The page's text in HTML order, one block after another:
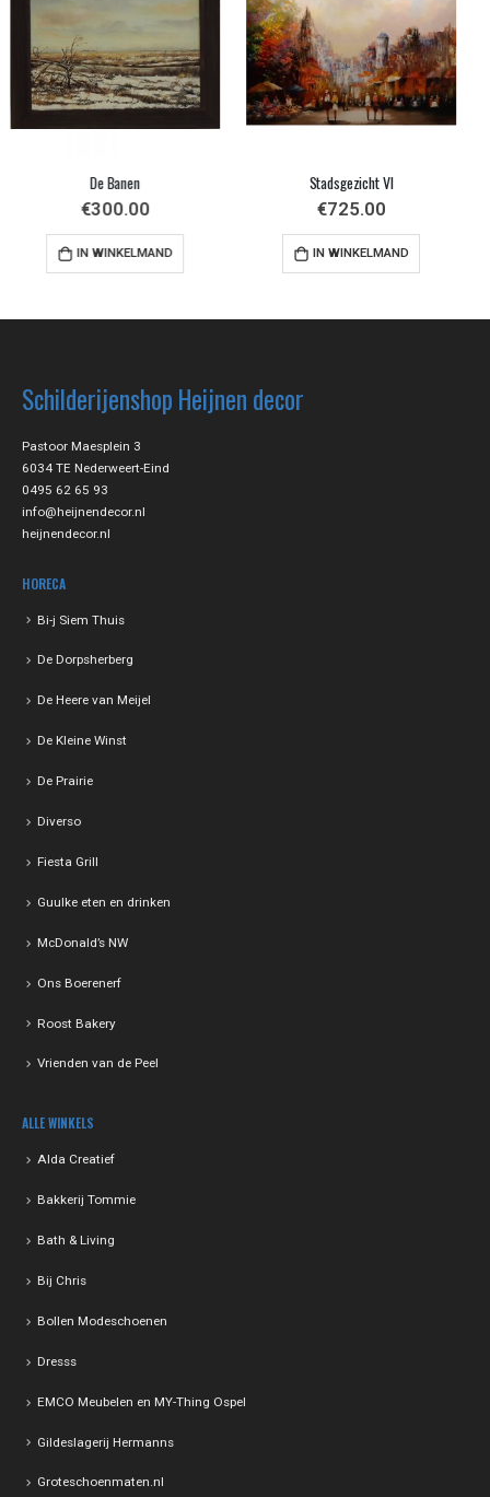
Stadsgezicht VI
€725.00
IN WINKELMAND
Zwart Wit
€40.00
IN WINKELMAND
Schilderijenshop Heijnen decor
Pastoor Maesplein 3
6034 TE Nederweert-Eind
0495 62 65 93
info@heijnendecor.nl
heijnendecor.nl
HORECA
Bi-j Siem Thuis
De Dorpsherberg
De Heere van Meijel
De Kleine Winst
De Prairie
Diverso
Fiesta Grill
Guulke eten en drinken
McDonald’s NW
Ons Boerenerf
Roost Bakery
Vrienden van de Peel
ALLE WINKELS
Alda Creatief
Bakkerij Tommie
Bath & Living
Bij Chris
Bollen Modeschoenen
Dresss
EMCO Meubelen en MY-Thing Ospel
Gildeslagerij Hermanns
Groteschoenmaten.nl